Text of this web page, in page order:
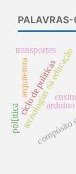
PALAVRAS-
tecnologias na educação
pol[itica
ciclo de políticas
transportes
arquitetura
arduino